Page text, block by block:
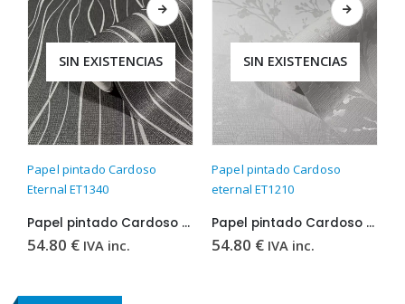
SIN EXISTENCIAS
Papel pintado Cardoso
Eternal ET1340
Papel pintado Cardoso Eternal ET1340
54.80 € IVA inc.
SIN EXISTENCIAS
Papel pintado Cardoso
eternal ET1210
Papel pintado Cardoso eternal ET1210
54.80 € IVA inc.